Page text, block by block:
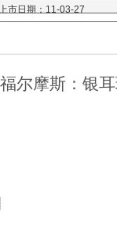
市日期：11-03-27
摩斯：银耳